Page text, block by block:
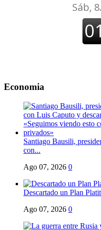
Economia
Santiago Bausili,
con...
Ago 07, 2026 0
Descartado un Plan
Ago 07, 2026 0